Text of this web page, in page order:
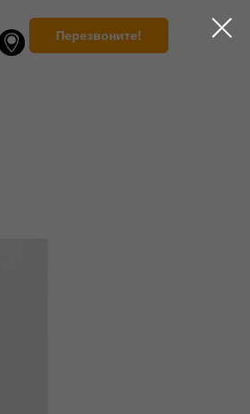
Перезвоните!